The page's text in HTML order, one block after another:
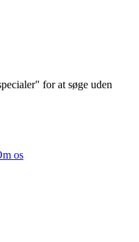
for at søge uden
os